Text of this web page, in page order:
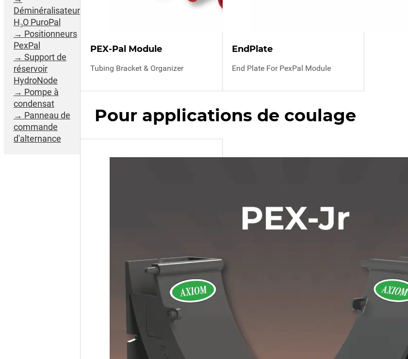
Déminéralisateur
H₂O PuroPal
Positionneurs
PexPal
Support de
réservoir
HydroNode
Pompe à
condensat
Panneau de
commande
d'alternance
PEX-Pal Module
Tubing Bracket & Organizer
EndPlate
End Plate For PexPal Module
Pour applications de coulage